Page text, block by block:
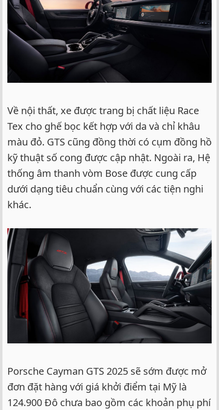
Về nội thất, xe được trang bị chất liệu Race
Tex cho ghế bọc kết hợp với da và chỉ khâu
màu đỏ. GTS cũng đồng thời có cụm đồng hồ
kỹ thuật số cong được cập nhật. Ngoài ra, Hệ
thống âm thanh vòm Bose được cung cấp
dưới dạng tiêu chuẩn cùng với các tiện nghi
khác.
Porsche Cayman GTS 2025 sẽ sớm được mở
đơn đặt hàng với giá khởi điểm tại Mỹ là
124.900 Đô chưa bao gồm các khoản phụ phí